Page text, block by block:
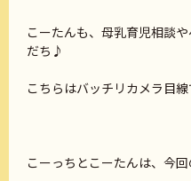
こーたんも、母乳育児相談
だち♪
こちらはバッチリカメラ目
こーっちとこーたんは、今